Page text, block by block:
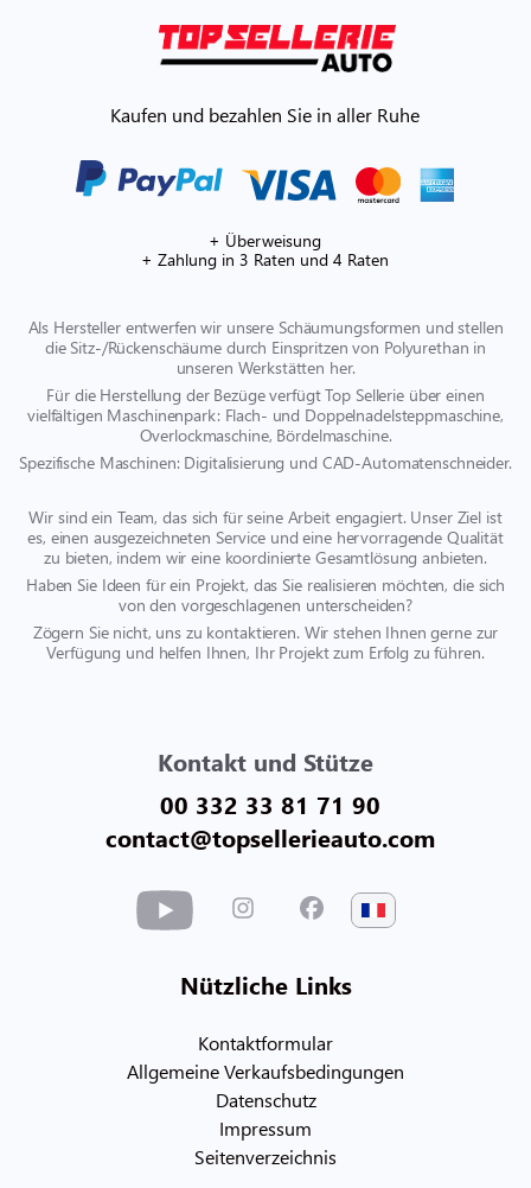
Kaufen und bezahlen Sie in aller Ruhe
+ Überweisung
+ Zahlung in 3 Raten und 4 Raten
Als Hersteller entwerfen wir unsere Schäumungsformen und stellen
die Sitz-/Rückenschäume durch Einspritzen von Polyurethan in
unseren Werkstätten her.
Für die Herstellung der Bezüge verfügt Top Sellerie über einen
vielfältigen Maschinenpark: Flach- und Doppelnadelsteppmaschine,
Overlockmaschine, Bördelmaschine.
Spezifische Maschinen: Digitalisierung und CAD-Automatenschneider.
Wir sind ein Team, das sich für seine Arbeit engagiert. Unser Ziel ist
es, einen ausgezeichneten Service und eine hervorragende Qualität
zu bieten, indem wir eine koordinierte Gesamtlösung anbieten.
Haben Sie Ideen für ein Projekt, das Sie realisieren möchten, die sich
von den vorgeschlagenen unterscheiden?
Zögern Sie nicht, uns zu kontaktieren. Wir stehen Ihnen gerne zur
Verfügung und helfen Ihnen, Ihr Projekt zum Erfolg zu führen.
Kontakt und Stütze
00 332 33 81 71 90
contact@topsellerieauto.com
Nützliche Links
Kontaktformular
Allgemeine Verkaufsbedingungen
Datenschutz
Impressum
Seitenverzeichnis